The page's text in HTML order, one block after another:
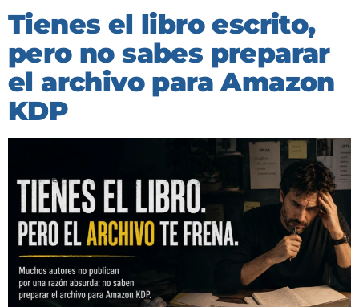
Tienes el libro escrito,
pero no sabes preparar
el archivo para Amazon
KDP